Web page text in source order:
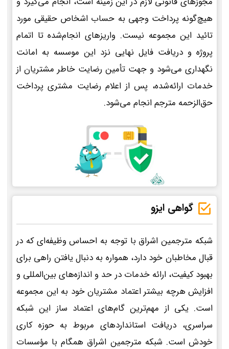
هیچ‌گونه پرداخت وجهی به حساب اشخاص حقیقی مورد
تائید این مجموعه نیست. واریزهای انجام‌شده تا اتمام
پروژه و دریافت فایل نهایی نزد این موسسه به امانت
نگهداری می‌شود و جهت تأمین رضایت خاطر مشتریان از
خدمات ارائه‌شده، پس از اعلام رضایت مشتری پرداخت
حق‌الزحمه مترجم انجام می‌شود.
گواهی ایزو
شبکه مترجمین اشراق با توجه به احساس وظیفه‌ای که در
قبال مخاطبان خود دارد، همواره به دنبال یافتن راهی برای
بهبود کیفیت، ارائه خدمات در حد و اندازه‌های بین‌المللی و
افزایش هرچه بیشتر اعتماد مشتریان خود به این مجموعه
است. یکی از مهم‌ترین گام‌های اعتماد ساز این شبکه
سراسری، دریافت استانداردهای مربوط به حوزه کاری
خودش است. شبکه مترجمین اشراق همگام با مؤسسات